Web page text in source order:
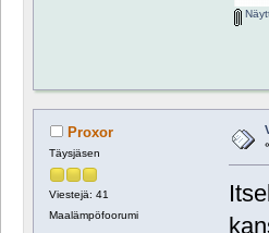
Proxor
Täysjäsen
Viestejä: 41
Maalämpöfoorumi
«